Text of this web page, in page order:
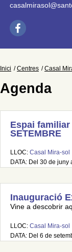
Inici Centres Casal
Agenda
Espai familiar
SETEMBRE
LLOC: Casal Mira-sol
DATA: Del 30 de
Inauguració
Vine a descobrir
LLOC: Casal Mira-sol
DATA: Del 6 de